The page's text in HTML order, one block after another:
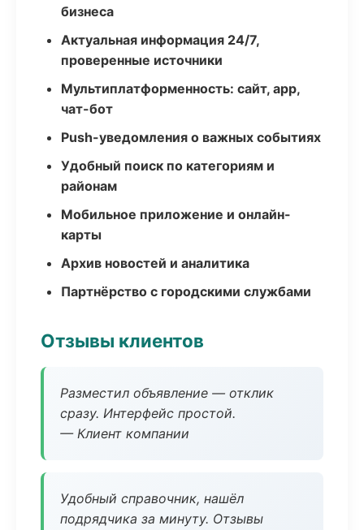
бизнеса
Актуальная информация 24/7,
проверенные источники
Мультиплатформенность: сайт, app,
чат-бот
Push-уведомления о важных событиях
Удобный поиск по категориям и
районам
Мобильное приложение и онлайн-
карты
Архив новостей и аналитика
Партнёрство с городскими службами
Отзывы клиентов
Разместил объявление — отклик
сразу. Интерфейс простой.
— Клиент компании
Удобный справочник, нашёл
подрядчика за минуту. Отзывы